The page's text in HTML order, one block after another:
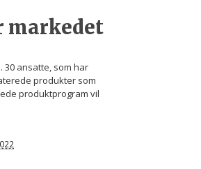
markedet
30 ansatte, som har
produkter som
produktprogram vil